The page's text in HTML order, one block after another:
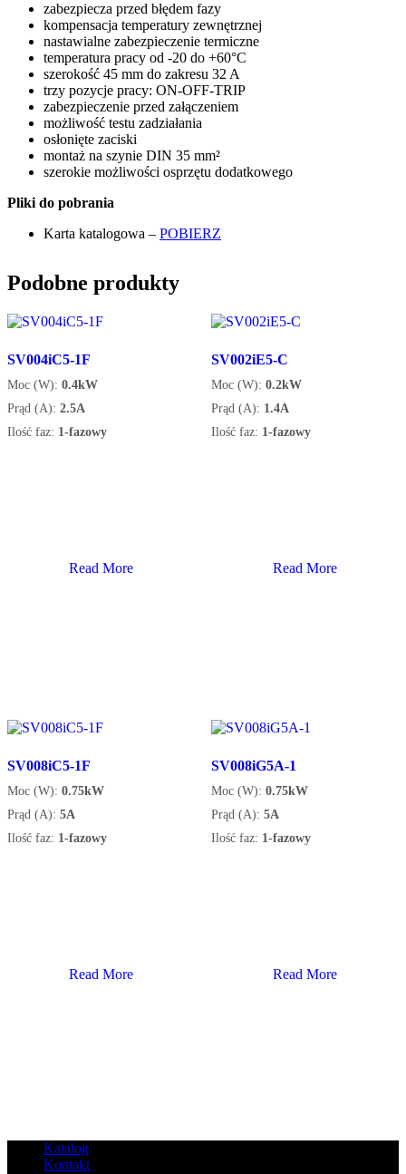
zabezpiecza przed błędem fazy
kompensacja temperatury zewnętrznej
nastawialne zabezpieczenie termiczne
temperatura pracy od -20 do +60°C
szerokość 45 mm do zakresu 32 A
trzy pozycje pracy: ON-OFF-TRIP
zabezpieczenie przed załączeniem
możliwość testu zadziałania
osłonięte zaciski
montaż na szynie DIN 35 mm²
szerokie możliwości osprzętu dodatkowego
Pliki do pobrania
Karta katalogowa – POBIERZ
Podobne produkty
SV004iC5-1F
Moc (W): 0.4kW
Prąd (A): 2.5A
Ilość faz: 1-fazowy
Read More
SV002iE5-C
Moc (W): 0.2kW
Prąd (A): 1.4A
Ilość faz: 1-fazowy
Read More
SV008iC5-1F
Moc (W): 0.75kW
Prąd (A): 5A
Ilość faz: 1-fazowy
Read More
SV008iG5A-1
Moc (W): 0.75kW
Prąd (A): 5A
Ilość faz: 1-fazowy
Read More
Katalog
Kontakt